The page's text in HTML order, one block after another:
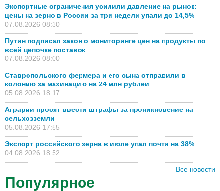
Экспортные ограничения усилили давление на рынок:
цены на зерно в России за три недели упали до 14,5%
07.08.2026 08:30
Путин подписал закон о мониторинге цен на продукты по
всей цепочке поставок
07.08.2026 08:00
Ставропольского фермера и его сына отправили в
колонию за махинацию на 24 млн рублей
05.08.2026 18:17
Аграрии просят ввести штрафы за проникновение на
сельхозземли
05.08.2026 17:55
Экспорт российского зерна в июле упал почти на 38%
04.08.2026 18:52
Все новости
Популярное